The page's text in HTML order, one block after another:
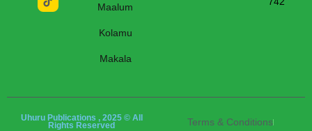
Maalum
Kolamu
Makala
Uhuru Publications , 2025 © All
Rights Reserved
Terms & Conditions